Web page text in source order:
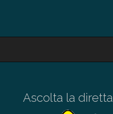
Ascolta la diretta